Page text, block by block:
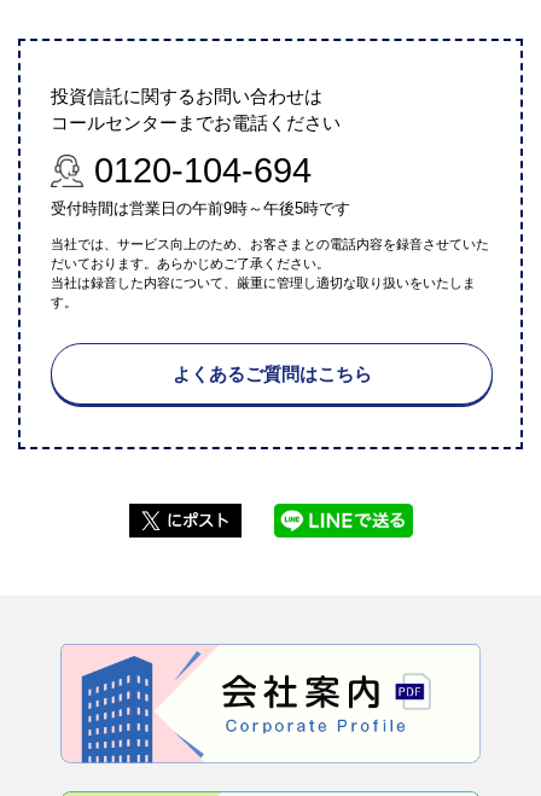
投資信託に関するお問い合わせは
コールセンターまでお電話ください
0120-104-694
受付時間は営業日の午前9時～午後5時です
当社では、サービス向上のため、お客さまとの電話内容を録音させていた
だいております。あらかじめご了承ください。
当社は録音した内容について、厳重に管理し適切な取り扱いをいたしま
す。
よくあるご質問はこちら